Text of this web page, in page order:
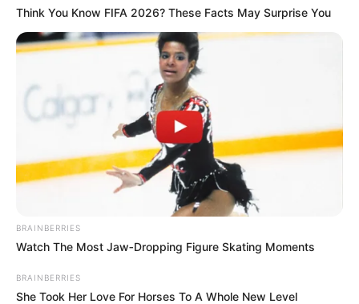
Leia o post completo e
aprenda como ler receitas
de amigurumi.
Como não perder pontos
Agora você já tem uma noção de como funciona o
amigurumi, não é? Então anote essa dica antes
linha de outra cor para se orientar durante
Think You Know FIFA 2026? These Facts May Surprise You
BRAINBERRIES
Watch The Most Jaw‑Dropping Figure Skating Moments
BRAINBERRIES
She Took Her Love For Horses To A Whole New Level